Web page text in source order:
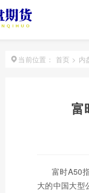
当前位置： 首页 > 内
富
富时A50
大的中国大型